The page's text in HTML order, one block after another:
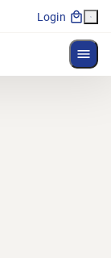
Login